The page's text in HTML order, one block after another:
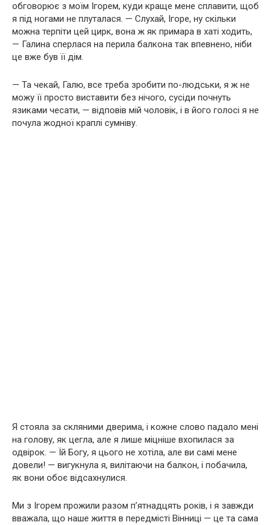
обговорює з моїм Ігорем, куди краще мене сплавити, щоб
я під ногами не плуталася. — Слухай, Ігоре, ну скільки
можна терпіти цей цирк, вона ж як примара в хаті ходить,
— Галина сперлася на перила балкона так впевнено, ніби
це вже був її дім.
— Та чекай, Галю, все треба зробити по-людськи, я ж не
можу її просто виставити без нічого, сусіди почнуть
язиками чесати, — відповів мій чоловік, і в його голосі я не
почула жодної краплі сумніву.
Я стояла за скляними дверима, і кожне слово падало мені
на голову, як цегла, але я лише міцніше вхопилася за
одвірок. — Їй Богу, я цього не хотіла, але ви самі мене
довели! — вигукнула я, вилітаючи на балкон, і побачила,
як вони обоє відсахнулися.
Ми з Ігорем прожили разом п’ятнадцять років, і я завжди
вважала, що наше життя в передмісті Вінниці — це та сама